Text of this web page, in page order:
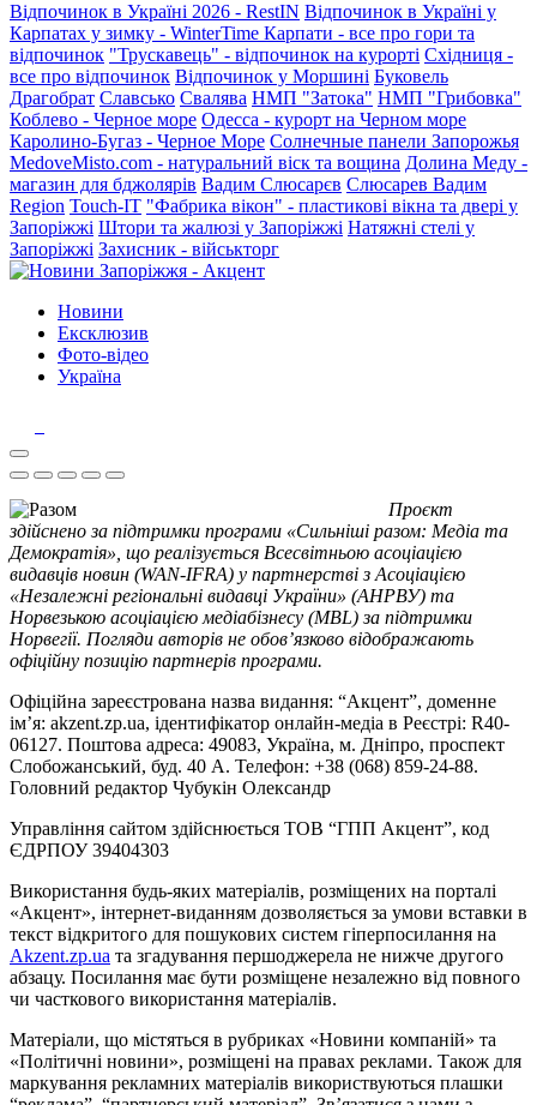
Відпочинок в Україні 2026 - RestIN Відпочинок в Україні у
Карпатах у зимку - WinterTime Карпати - все про гори та
відпочинок "Трускавець" - відпочинок на курорті Східниця -
все про відпочинок Відпочинок у Моршині Буковель
Драгобрат Славсько Свалява НМП "Затока" НМП "Грибовка"
Коблево - Черное море Одесса - курорт на Черном море
Каролино-Бугаз - Черное Море Солнечные панели Запорожья
MedoveMisto.com - натуральний віск та вощина Долина Меду -
магазин для бджолярів Вадим Слюсарєв Слюсарев Вадим
Region Touch-IT "Фабрика вікон" - пластикові вікна та двері у
Запоріжжі Штори та жалюзі у Запоріжжі Натяжні стелі у
Запоріжжі Захисник - військторг
Новини
Ексклюзив
Фото-відео
Україна
Проєкт
здійснено за підтримки програми «Сильніші разом: Медіа та
Демократія», що реалізується Всесвітньою асоціацією
видавців новин (WAN-IFRA) у партнерстві з Асоціацією
«Незалежні регіональні видавці України» (АНРВУ) та
Норвезькою асоціацією медіабізнесу (MBL) за підтримки
Норвегії. Погляди авторів не обов’язково відображають
офіційну позицію партнерів програми.
Офіційна зареєстрована назва видання: “Акцент”, доменне
ім’я: akzent.zp.ua, ідентифікатор онлайн-медіа в Реєстрі: R40-
06127. Поштова адреса: 49083, Україна, м. Дніпро, проспект
Слобожанський, буд. 40 А. Телефон: +38 (068) 859-24-88.
Головний редактор Чубукін Олександр
Управління сайтом здійснюється ТОВ “ГПП Акцент”, код
ЄДРПОУ 39404303
Використання будь-яких матеріалів, розміщених на порталі
«Акцент», інтернет-виданням дозволяється за умови вставки в
текст відкритого для пошукових систем гіперпосилання на
Akzent.zp.ua та згадування першоджерела не нижче другого
абзацу. Посилання має бути розміщене незалежно від повного
чи часткового використання матеріалів.
Матеріали, що містяться в рубриках «Новини компаній» та
«Політичні новини», розміщені на правах реклами. Також для
маркування рекламних матеріалів використвуються плашки